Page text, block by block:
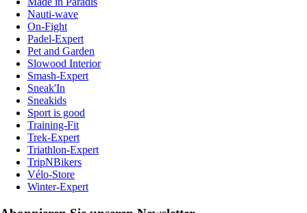
Nauti-wave
On-Fight
Padel-Expert
Pet and Garden
Slowood Interior
Smash-Expert
Sneak'In
Sneakids
Sport is good
Training-Fit
Trek-Expert
Triathlon-Expert
TripNBikers
Vélo-Store
Winter-Expert